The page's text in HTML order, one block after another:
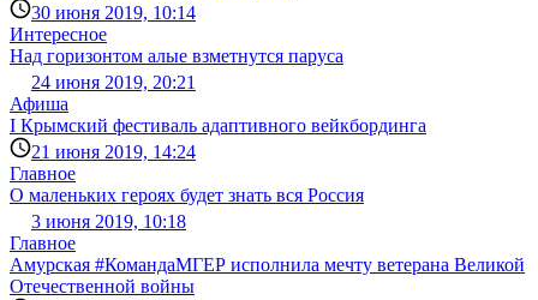
30 июня 2019, 10:14
Интересное
Над горизонтом алые взметнутся паруса
24 июня 2019, 20:21
Афиша
I Крымский фестиваль адаптивного вейкбординга
21 июня 2019, 14:24
Главное
О маленьких героях будет знать вся Россия
3 июня 2019, 10:18
Главное
Амурская #КомандаМГЕР исполнила мечту ветерана Великой
Отечественной войны